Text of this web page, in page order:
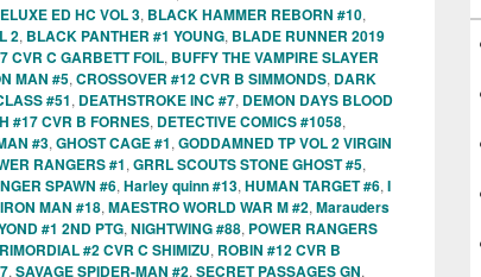
ED HC VOL 3, BLACK HAMMER REBORN #10,
2, BLACK PANTHER #1 YOUNG, BLADE RUNNER 2019
CVR C GARBETT FOIL, BUFFY THE VAMPIRE SLAYER
MAN #5, CROSSOVER #12 CVR B SIMMONDS, DARK
#51, DEATHSTROKE INC #7, DEMON DAYS BLOOD
#17 CVR B FORNES, DETECTIVE COMICS #1058,
#3, GHOST CAGE #1, GODDAMNED TP VOL 2 VIRGIN
RANGERS #1, GRRL SCOUTS STONE GHOST #5,
SPAWN #6, Harley quinn #13, HUMAN TARGET #6, I
IRON MAN #18, MAESTRO WORLD WAR M #2, Marauders
#1 2ND PTG, NIGHTWING #88, POWER RANGERS
#2 CVR C SHIMIZU, ROBIN #12 CVR B
, SAVAGE SPIDER-MAN #2, SECRET PASSAGES GN,